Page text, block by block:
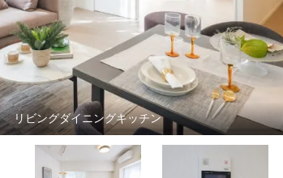
リビングダイニングキッチン